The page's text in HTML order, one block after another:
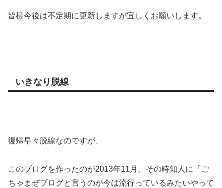
皆様今後は不定期に更新しますが宜しくお願いします。
いきなり脱線
復帰早々脱線なのですが、
このブログを作ったのが2013年11月。その時知人に『ご
ちゃまぜブログと言うのが今は流行っているみたいやって